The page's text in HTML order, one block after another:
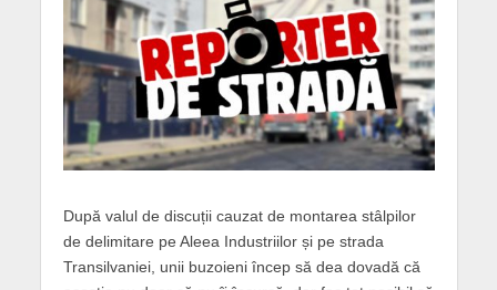
După valul de discuții cauzat de montarea stâlpilor
de delimitare pe Aleea Industriilor și pe strada
Transilvaniei, unii buzoieni încep să dea dovadă că